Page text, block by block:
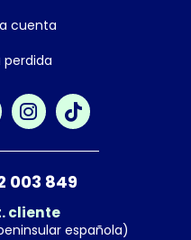
cuenta
003 849
cliente
española)